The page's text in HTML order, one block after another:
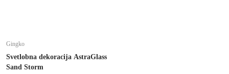
Gingko
Svetlobna dekoracija AstraGlass
Sand Storm